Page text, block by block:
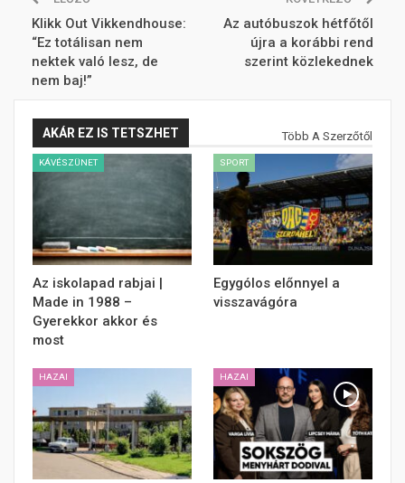
Klikk Out Vikkendhouse:
“Ez totálisan nem
nektek való lesz, de
nem baj!”
Az autóbuszok hétfőtől
újra a korábbi rend
szerint közlekednek
AKÁR EZ IS TETSZHET Több A Szerzőtől
KÁVÉSZÜNET
Az iskolapad rabjai |
Made in 1988 –
Gyerekkor akkor és
most
SPORT
Egygólos előnnyel a
visszavágóra
HAZAI HAZAI